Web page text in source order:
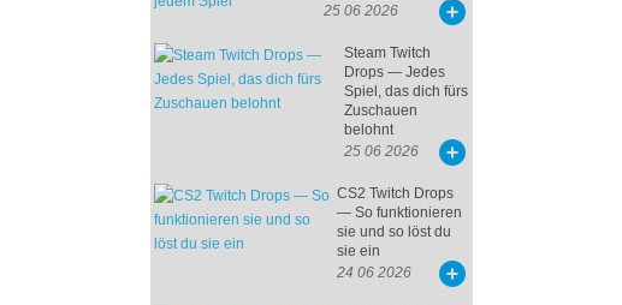
25 06 2026
Steam Twitch
Drops — Jedes
Spiel, das dich fürs
Zuschauen
belohnt
25 06 2026
CS2 Twitch Drops
— So funktionieren
sie und so löst du
sie ein
24 06 2026